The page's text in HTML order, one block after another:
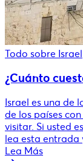
Todo sobre Israel
¿Cuánto
Israel es una de
de los países
visitar. Si usted
lea esta entrada
Lea Más